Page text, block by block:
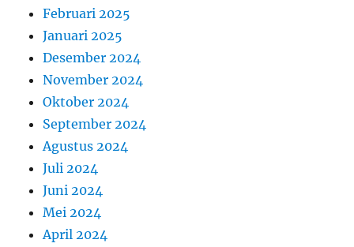
Februari 2025
Januari 2025
Desember 2024
November 2024
Oktober 2024
September 2024
Agustus 2024
Juli 2024
Juni 2024
Mei 2024
April 2024